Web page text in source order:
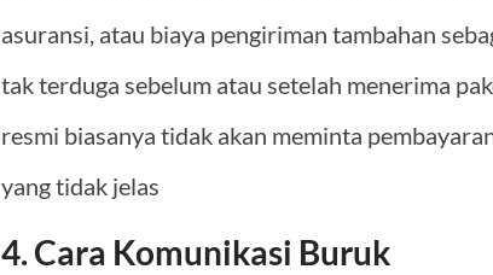
asuransi, atau biaya pengiriman tambahan
tak terduga sebelum atau setelah menerima
resmi biasanya tidak akan meminta
yang tidak jelas
4. Cara Komunikasi Buruk